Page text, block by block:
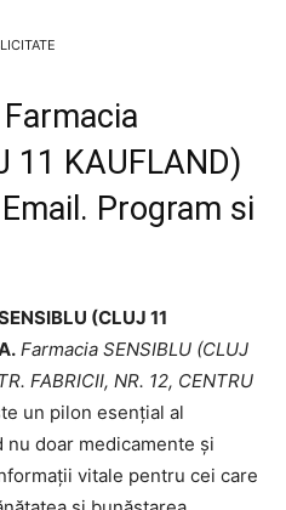
11 KAUFLAND)
Program si
(CLUJ 11
Farmacia SENSIBLU (CLUJ
FABRICII, NR. 12, CENTRU
un pilon esențial al
doar medicamente și
vitale pentru cei care